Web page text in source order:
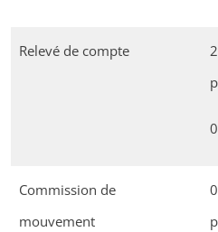
Relevé de compte
Commission de
mouvement